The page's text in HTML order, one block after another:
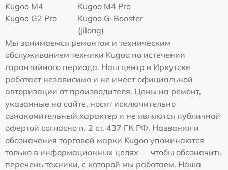
Kugoo M4
Kugoo M4 Pro
Kugoo G2 Pro
Kugoo G-Booster
(Jilong)
Мы занимаемся ремонтом и техническим
обслуживанием техники Kugoo по истечении
гарантийного периода. Наш центр в Иркутске
работает независимо и не имеет официальной
авторизации от производителя. Цены на ремонт,
указанные на сайте, носят исключительно
ознакомительный характер и не являются публичной
офертой согласно п. 2 ст. 437 ГК РФ. Названия и
обозначения торговой марки Kugoo упоминаются
только в информационных целях — чтобы обозначить
перечень техники, с которой мы работаем. Наша